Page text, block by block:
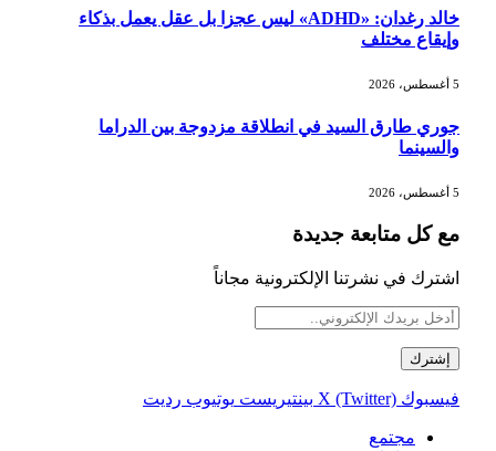
خالد رغدان: «ADHD» ليس عجزا بل عقل يعمل بذكاء
وإيقاع مختلف
جوري طارق السيد في انطلاقة مزدوجة بين الدراما
والسينما
مع كل متابعة جديدة
اشترك في نشرتنا الإلكترونية مجاناً
فيسبوك X (Twitter) بينتيريست يوتيوب رديت
مجتمع